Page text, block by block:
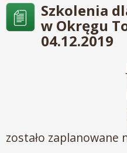
Szkolenia
w Okręgu
04.12.2019
zostało zaplanowane